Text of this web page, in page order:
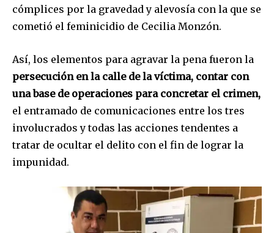
cómplices por la gravedad y alevosía con la que se
cometió el feminicidio de Cecilia Monzón.
Así, los elementos para agravar la pena fueron la
persecución en la calle de la víctima, contar con
una base de operaciones para concretar el crimen,
el entramado de comunicaciones entre los tres
involucrados y todas las acciones tendentes a
tratar de ocultar el delito con el fin de lograr la
impunidad.